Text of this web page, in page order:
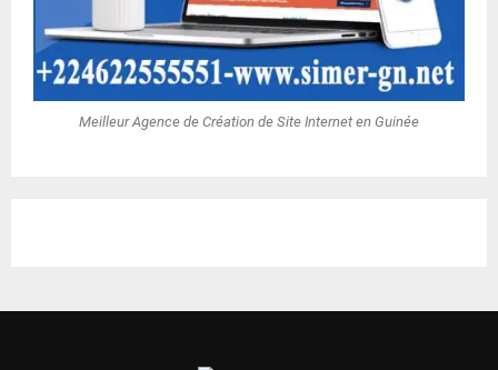
Meilleur Agence de Création de Site Internet en Guinée